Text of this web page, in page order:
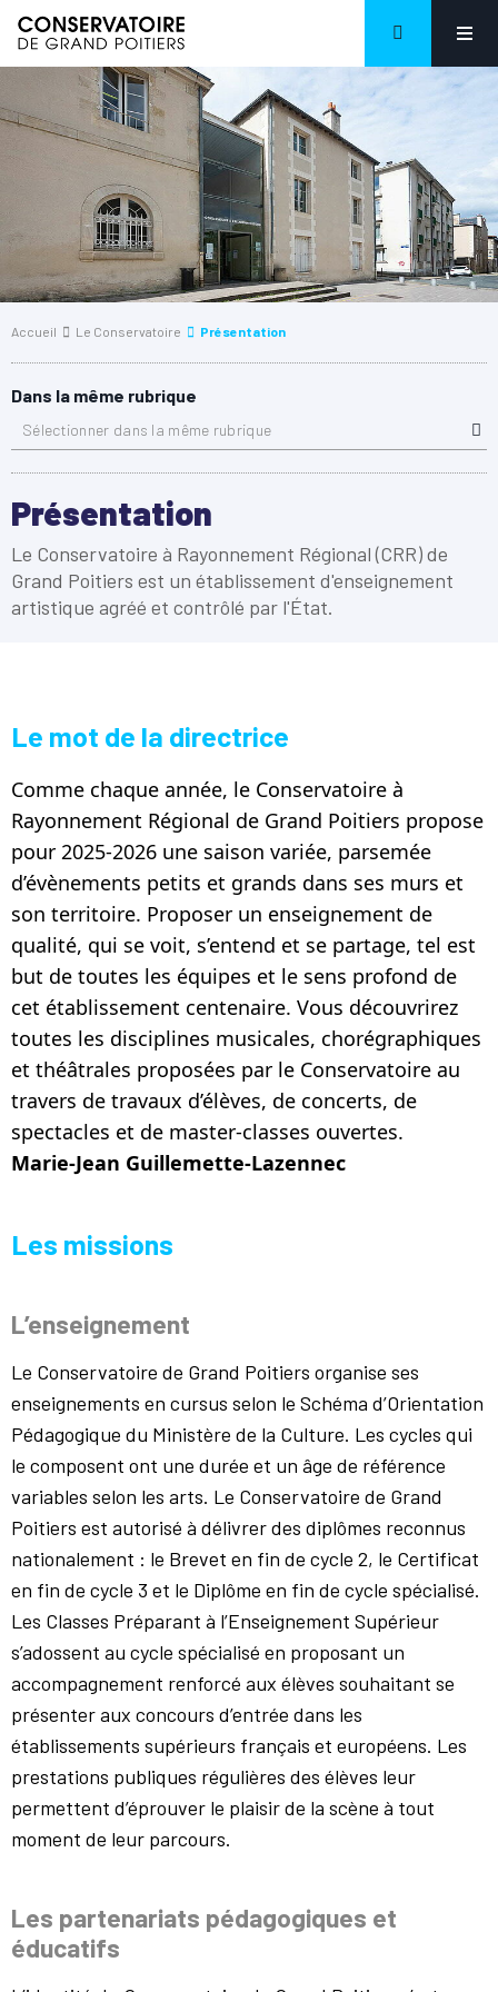
Accueil Le Conservatoire Présentation
Dans la même rubrique
Sélectionner dans la même rubrique
Présentation
Le Conservatoire à Rayonnement Régional (CRR) de
Grand Poitiers est un établissement d'enseignement
artistique agréé et contrôlé par l'État.
Le mot de la directrice
Comme chaque année, le Conservatoire à
Rayonnement Régional de Grand Poitiers propose
pour 2025-2026 une saison variée, parsemée
d’évènements petits et grands dans ses murs et
son territoire. Proposer un enseignement de
qualité, qui se voit, s’entend et se partage, tel est
but de toutes les équipes et le sens profond de
cet établissement centenaire. Vous découvrirez
toutes les disciplines musicales, chorégraphiques
et théâtrales proposées par le Conservatoire au
travers de travaux d’élèves, de concerts, de
spectacles et de master-classes ouvertes.
Marie-Jean Guillemette-Lazennec
Les missions
L’enseignement
Le Conservatoire de Grand Poitiers organise ses
enseignements en cursus selon le Schéma d’Orientation
Pédagogique du Ministère de la Culture. Les cycles qui
le composent ont une durée et un âge de référence
variables selon les arts. Le Conservatoire de Grand
Poitiers est autorisé à délivrer des diplômes reconnus
nationalement : le Brevet en fin de cycle 2, le Certificat
en fin de cycle 3 et le Diplôme en fin de cycle spécialisé.
Les Classes Préparant à l’Enseignement Supérieur
s’adossent au cycle spécialisé en proposant un
accompagnement renforcé aux élèves souhaitant se
présenter aux concours d’entrée dans les
établissements supérieurs français et européens. Les
prestations publiques régulières des élèves leur
permettent d’éprouver le plaisir de la scène à tout
moment de leur parcours.
Les partenariats pédagogiques et
éducatifs